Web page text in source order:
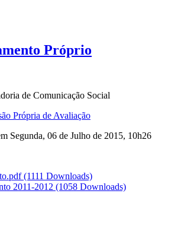
Próprio
de Comunicação Social
Própria de Avaliação
Segunda, 06 de Julho de 2015, 10h26
(1111 Downloads)
2011-2012 (1058 Downloads)